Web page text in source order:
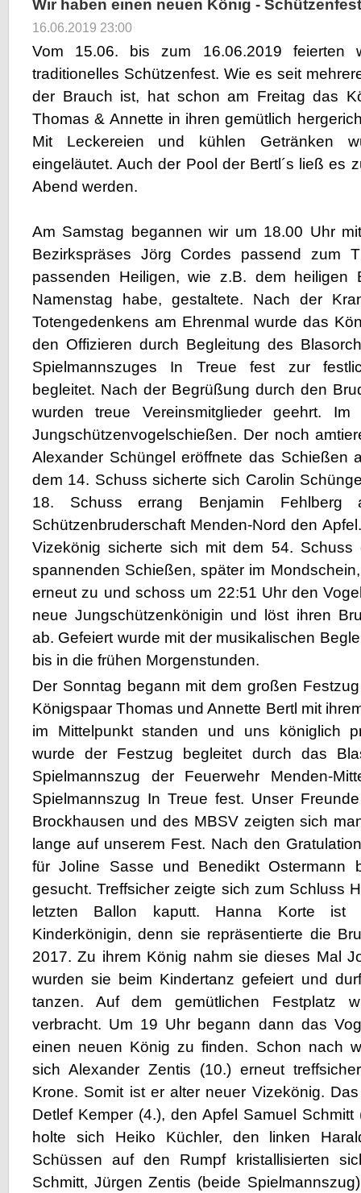
Wir haben einen neuen König -
16.06.2019 23:00
Vom 15.06. bis zum 16.06.2019 feierten
traditionelles Schützenfest. Wie es seit
der Brauch ist, hat schon am Freitag das
Thomas & Annette in ihren gemütlich
Mit Leckereien und kühlen Getränken
eingeläutet. Auch der Pool der Bertl´s ließ es
Abend werden.
Am Samstag begannen wir um 18.00 Uhr
Bezirkspräses Jörg Cordes passend zum
passenden Heiligen, wie z.B. dem heiligen
Namenstag habe, gestaltete. Nach der
Totengedenkens am Ehrenmal wurde das
den Offizieren durch Begleitung des
Spielmannszuges In Treue fest zur
begleitet. Nach der Begrüßung durch den
wurden treue Vereinsmitglieder geehrt.
Jungschützenvogelschießen. Der noch
Alexander Schüngel eröffnete das Schießen
dem 14. Schuss sicherte sich Carolin
18. Schuss errang Benjamin
Schützenbruderschaft Menden-Nord den
Vizekönig sicherte sich mit dem 54. Schuss
spannenden Schießen, später im
erneut zu und schoss um 22:51 Uhr den
neue Jungschützenkönigin und löst ihren
ab. Gefeiert wurde mit der musikalischen
bis in die frühen Morgenstunden.
Der Sonntag begann mit dem großen
Königspaar Thomas und Annette Bertl mit
im Mittelpunkt standen und uns königlich
wurde der Festzug begleitet durch das
Spielmannszug der Feuerwehr Menden-
Spielmannszug In Treue fest. Unser
Brockhausen und des MBSV zeigten sich
lange auf unserem Fest. Nach den
für Joline Sasse und Benedikt Ostermann
gesucht. Treffsicher zeigte sich zum Schluss
letzten Ballon kaputt. Hanna Korte ist
Kinderkönigin, denn sie repräsentierte die
2017. Zu ihrem König nahm sie dieses Mal
wurden sie beim Kindertanz gefeiert und
tanzen. Auf dem gemütlichen Festplatz
verbracht. Um 19 Uhr begann dann das
einen neuen König zu finden. Schon nach
sich Alexander Zentis (10.) erneut
Krone. Somit ist er alter neuer Vizekönig.
Detlef Kemper (4.), den Apfel Samuel
holte sich Heiko Küchler, den linken
Schüssen auf den Rumpf kristallisierten
Schmitt, Jürgen Zentis (beide